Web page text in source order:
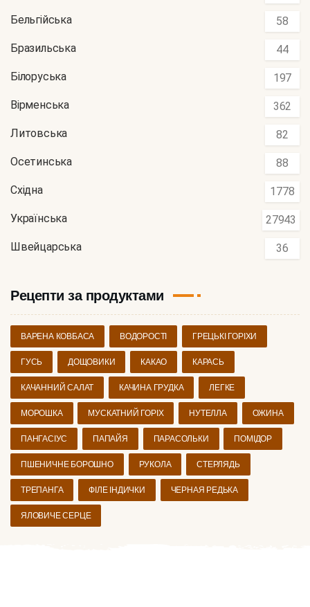
Бельгійська 58
Бразильська 44
Білоруська 197
Вірменська 362
Литовська 82
Осетинська 88
Східна 1778
Українська 27943
Швейцарська 36
Рецепти за продуктами
ВАРЕНА КОВБАСА ВОДОРОСТІ ГРЕЦЬКІ ГОРІХИ
ГУСЬ ДОЩОВИКИ КАКАО КАРАСЬ
КАЧАННИЙ САЛАТ КАЧИНА ГРУДКА ЛЕГКЕ
МОРОШКА МУСКАТНИЙ ГОРІХ НУТЕЛЛА ОЖИНА
ПАНГАСІУС ПАПАЙЯ ПАРАСОЛЬКИ ПОМІДОР
ПШЕНИЧНЕ БОРОШНО РУКОЛА СТЕРЛЯДЬ
ТРЕПАНГА ФІЛЕ ІНДИЧКИ ЧЕРНАЯ РЕДЬКА
ЯЛОВИЧЕ СЕРЦЕ